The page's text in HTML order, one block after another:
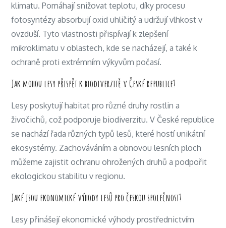
klimatu. Pomáhají snižovat teplotu, díky procesu
fotosyntézy absorbují oxid uhličitý a udržují vlhkost v
ovzduší. Tyto vlastnosti přispívají k zlepšení
mikroklimatu v oblastech, kde se nacházejí, a také k
ochraně proti extrémním výkyvům počasí.
Jak mohou lesy přispět k biodiverzitě v České republice?
Lesy poskytují habitat pro různé druhy rostlin a
živočichů, což podporuje biodiverzitu. V České republice
se nachází řada různých typů lesů, které hostí unikátní
ekosystémy. Zachováváním a obnovou lesních ploch
můžeme zajistit ochranu ohrožených druhů a podpořit
ekologickou stabilitu v regionu.
Jaké jsou ekonomické výhody lesů pro českou společnost?
Lesy přinášejí ekonomické výhody prostřednictvím